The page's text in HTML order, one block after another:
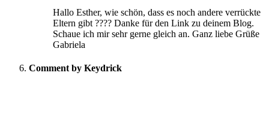
Hallo Esther, wie schön, dass es noch andere verrückte
Eltern gibt ???? Danke für den Link zu deinem Blog.
Schaue ich mir sehr gerne gleich an. Ganz liebe Grüße
Gabriela
Comment by Keydrick